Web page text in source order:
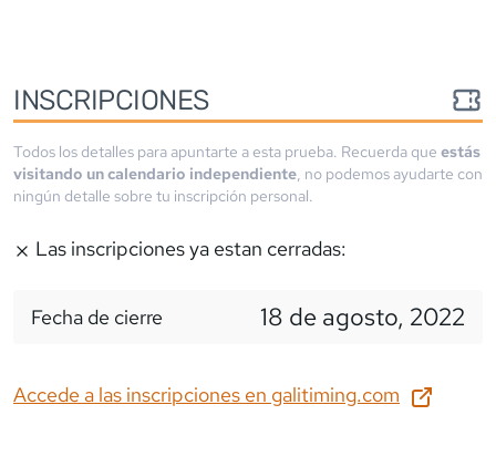
INSCRIPCIONES
Todos los detalles para apuntarte a esta prueba. Recuerda que estás
visitando un calendario independiente, no podemos ayudarte con
ningún detalle sobre tu inscripción personal.
Las inscripciones ya estan cerradas:
Fecha de cierre 18 de agosto, 2022
Accede a las inscripciones en galitiming.com